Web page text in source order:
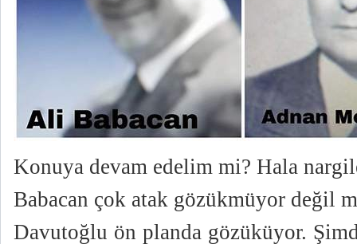
Konuya devam edelim mi? Hala
Babacan çok atak gözükmüyor değil
Davutoğlu ön planda gözüküyor.